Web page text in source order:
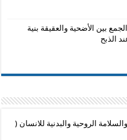
بين الأضحية والعقيقة بنية
الذبح
الروحية والبدنية للانسان (